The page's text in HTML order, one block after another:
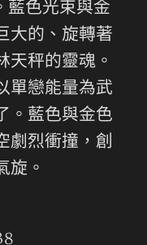
藍色光束與金
大的、旋轉著
天秤的靈魂。
單戀能量為武
。藍色與金色
劇烈衝撞，創
旋。